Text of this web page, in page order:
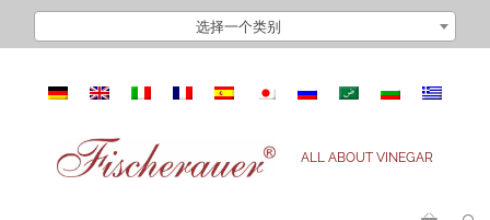
选择一个类别
ALL ABOUT VINEGAR